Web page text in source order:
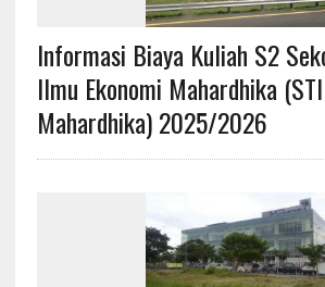
Informasi Biaya Kuliah S2
Ilmu Ekonomi Mahardhika
Mahardhika) 2025/2026